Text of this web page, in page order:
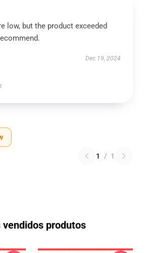
low, but the product exceeded
Dec 19, 2024
1 / 1
vendidos produtos